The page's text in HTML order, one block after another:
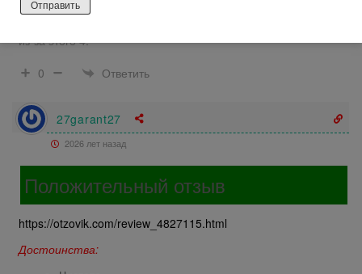
но это того стоит, хотя вы не увидите спальных комнат и
из-за этого 4.
0
Ответить
27garant27
2026 лет назад
Положительный отзыв
https://otzovik.com/review_4827115.html
Достоинства: